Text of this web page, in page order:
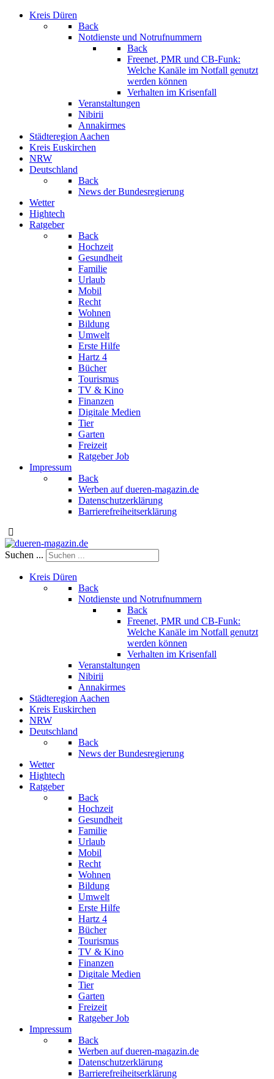
Kreis Düren
Back
Notdienste und Notrufnummern
Back
Freenet, PMR und CB-Funk:
Welche Kanäle im Notfall genutzt
werden können
Verhalten im Krisenfall
Veranstaltungen
Nibirii
Annakirmes
Städteregion Aachen
Kreis Euskirchen
NRW
Deutschland
Back
News der Bundesregierung
Wetter
Hightech
Ratgeber
Back
Hochzeit
Gesundheit
Familie
Urlaub
Mobil
Recht
Wohnen
Bildung
Umwelt
Erste Hilfe
Hartz 4
Bücher
Tourismus
TV & Kino
Finanzen
Digitale Medien
Tier
Garten
Freizeit
Ratgeber Job
Impressum
Back
Werben auf dueren-magazin.de
Datenschutzerklärung
Barrierefreiheitserklärung
Suchen ...
Kreis Düren
Back
Notdienste und Notrufnummern
Back
Freenet, PMR und CB-Funk:
Welche Kanäle im Notfall genutzt
werden können
Verhalten im Krisenfall
Veranstaltungen
Nibirii
Annakirmes
Städteregion Aachen
Kreis Euskirchen
NRW
Deutschland
Back
News der Bundesregierung
Wetter
Hightech
Ratgeber
Back
Hochzeit
Gesundheit
Familie
Urlaub
Mobil
Recht
Wohnen
Bildung
Umwelt
Erste Hilfe
Hartz 4
Bücher
Tourismus
TV & Kino
Finanzen
Digitale Medien
Tier
Garten
Freizeit
Ratgeber Job
Impressum
Back
Werben auf dueren-magazin.de
Datenschutzerklärung
Barrierefreiheitserklärung